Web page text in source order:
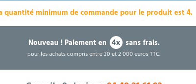
quantité minimum de commande pour le produit est 4.
Nouveau !Paiement en 4x sans frais.
pour les achats compris entre 30 et 2 000 euros TTC.